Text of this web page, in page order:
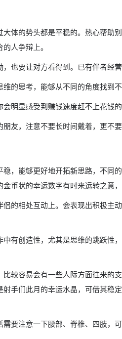
体的势头都是平稳的。热心帮助
人争辩上。
也要让对方看得到。已有伴者经
的思考，能够从不同的角度找到
明显感受到赚钱速度赶不上花钱
友，注意不要长时间戴着，更不
，能够更好地开拓新思路，不同
币状的幸运数字有时来运转之意
的相处互动上。会表现出积极主
有创造性，尤其是思维的跳跃性
较容易会有一些人际方面往来的
手们此月的幸运水晶，可借其稳
要注意一下腰部、脊椎、四肢，